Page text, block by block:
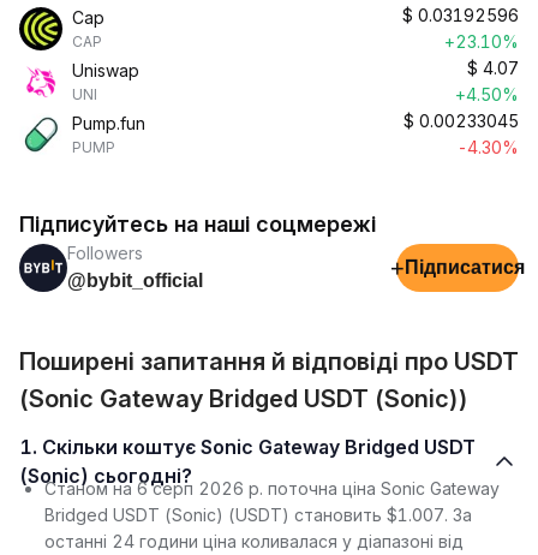
Cap
CAP
$ 0.03192596
+23.10%
Uniswap
UNI
$ 4.07
+4.50%
Pump.fun
PUMP
$ 0.00233045
-4.30%
Підписуйтесь на наші соцмережі
Followers
@bybit_official
+ Підписатися
Поширені запитання й відповіді про USDT
(Sonic Gateway Bridged USDT (Sonic))
1. Скільки коштує Sonic Gateway Bridged USDT
(Sonic) сьогодні?
Станом на 6 серп 2026 р. поточна ціна Sonic Gateway
Bridged USDT (Sonic) (USDT) становить $1.007. За
останні 24 години ціна коливалася у діапазоні від